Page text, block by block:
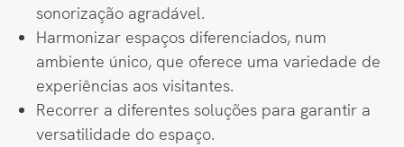
sonorização agradável.
Harmonizar espaços diferenciados, num
ambiente único, que oferece uma variedade de
experiências aos visitantes.
Recorrer a diferentes soluções para garantir a
versatilidade do espaço.